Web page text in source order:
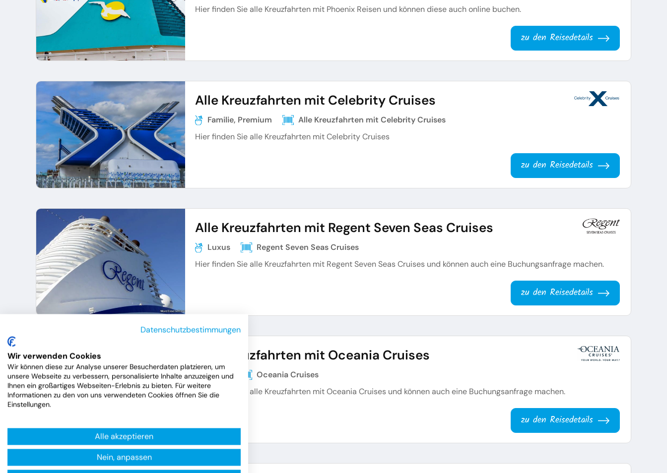
Hier finden Sie alle Kreuzfahrten mit Phoenix Reisen und können diese auch online buchen.
zu den Reisedetails
Alle Kreuzfahrten mit Celebrity Cruises
Familie, Premium
Alle Kreuzfahrten mit Celebrity Cruises
Hier finden Sie alle Kreuzfahrten mit Celebrity Cruises
zu den Reisedetails
Alle Kreuzfahrten mit Regent Seven Seas Cruises
Luxus
Regent Seven Seas Cruises
Hier finden Sie alle Kreuzfahrten mit Regent Seven Seas Cruises und können auch eine Buchungsanfrage machen.
zu den Reisedetails
Alle Kreuzfahrten mit Oceania Cruises
Luxus
Oceania Cruises
Hier finden Sie alle Kreuzfahrten mit Oceania Cruises und können auch eine Buchungsanfrage machen.
zu den Reisedetails
Datenschutzbestimmungen
Wir verwenden Cookies
Wir können diese zur Analyse unserer Besucherdaten platzieren, um
unsere Webseite zu verbessern, personalisierte Inhalte anzuzeigen und
Ihnen ein großartiges Webseiten-Erlebnis zu bieten. Für weitere
Informationen zu den von uns verwendeten Cookies öffnen Sie die
Einstellungen.
Alle akzeptieren
Nein, anpassen